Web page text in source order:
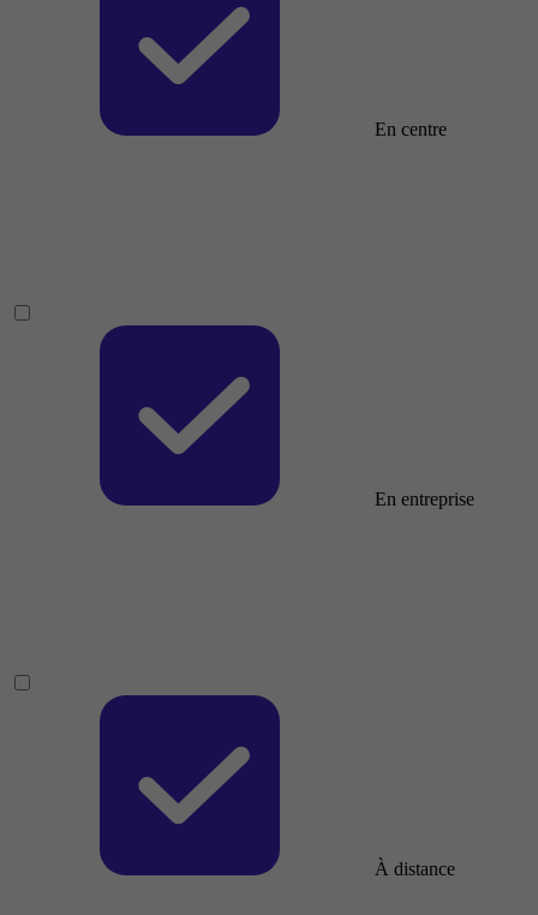
En centre
En entreprise
À distance